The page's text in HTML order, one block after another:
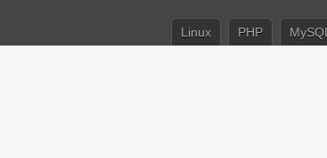
Linux PHP MySQL